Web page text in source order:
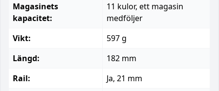
Magasinets
kapacitet:
11 kulor, ett magasin
medföljer
Vikt:
597 g
Längd:
182 mm
Rail:
Ja, 21 mm